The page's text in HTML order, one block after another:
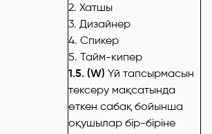
2. Хатшы
3. Дизайнер
4. Спикер
5. Тайм-кипер
1.5. (W) Үй тапсырмасын
тексеру мақсатында
өткен сабақ бойынша
оқушылар бір-біріне